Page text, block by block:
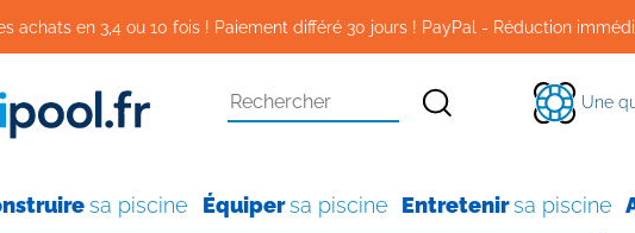
achats en 3,4 ou 10 fois ! Paiement différé 30 jours ! PayPal - Réduction
Une
sa piscine Équipersa piscine Entretenirsa piscine